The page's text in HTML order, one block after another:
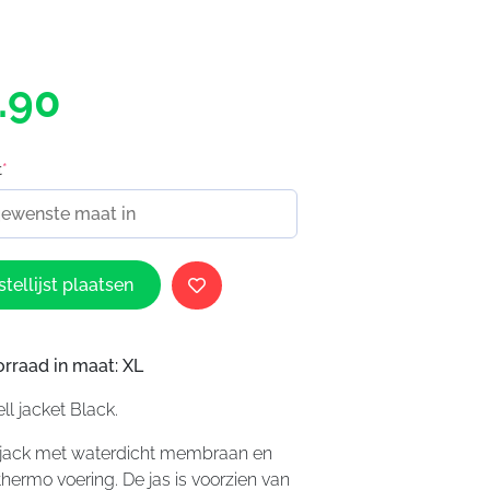
*
plaatsen
in maat: XL
jacket Black.
met waterdicht membraan en
voering. De jas is voorzien van